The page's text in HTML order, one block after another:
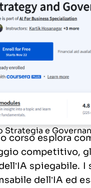
Strategia e
corso esplora
competitivo,
spiegabile.
dell’IA ed